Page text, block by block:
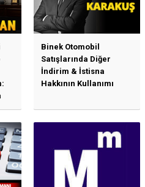
Binek Otomobil
Satışlarında Diğer
İndirim & İstisna
Hakkının Kullanımı